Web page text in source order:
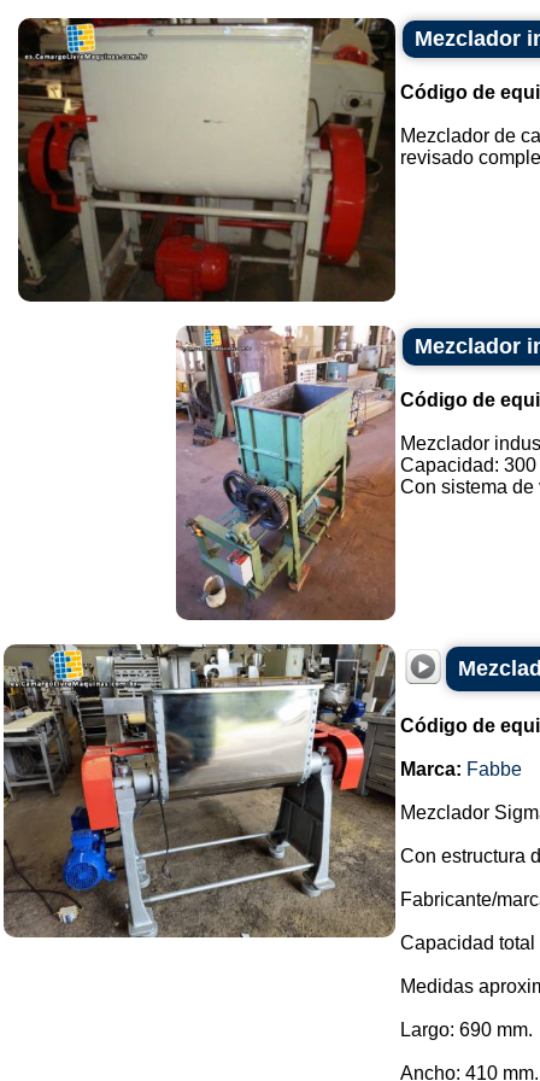
Mezclador
Código de
Mezclador de
revisado
Mezclador
Código de
Mezclador
Capacidad: 300
Con sistema de
Código de
Marca: Fabbe
Mezclador
Con estructura
Fabricante/
Capacidad
Medidas
Largo: 690 mm.
Ancho: 410 mm.